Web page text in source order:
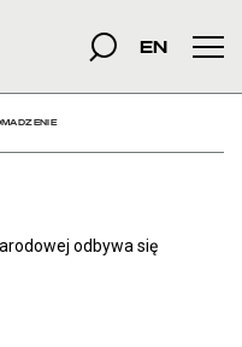
szukana fraza
Szukaj
EN
odbywa się